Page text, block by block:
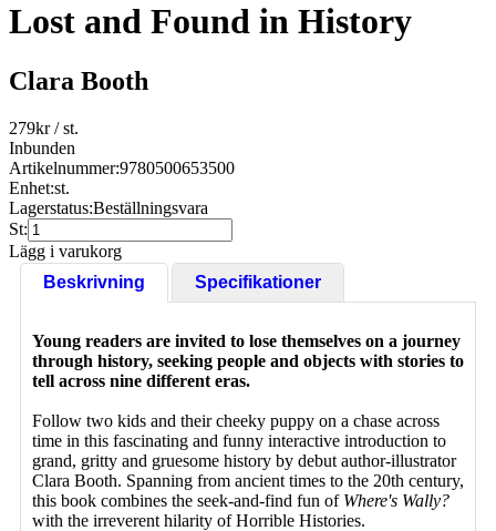
Lost and Found in History
Clara Booth
279kr/ st.
Inbunden
Artikelnummer:9780500653500
Enhet:st.
Lagerstatus:Beställningsvara
St:
Lägg i varukorg
Beskrivning
Specifikationer
Young readers are invited to lose themselves on a journey
through history, seeking people and objects with stories to
tell across nine different eras.
Follow two kids and their cheeky puppy on a chase across
time in this fascinating and funny interactive introduction to
grand, gritty and gruesome history by debut author-illustrator
Clara Booth. Spanning from ancient times to the 20th century,
this book combines the seek-and-find fun of Where's Wally?
with the irreverent hilarity of Horrible Histories.